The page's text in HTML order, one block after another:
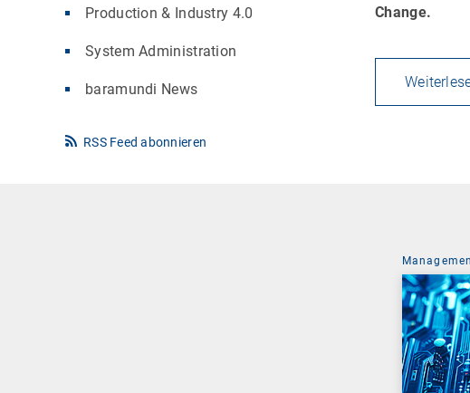
Production & Industry 4.0
System Administration
baramundi News
RSS Feed abonnieren
Change.